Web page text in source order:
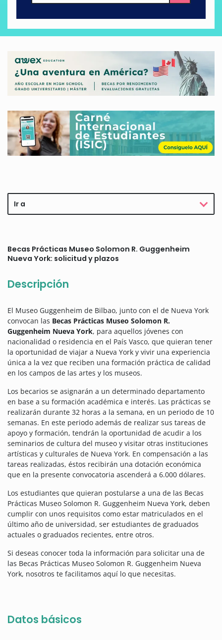
Ir a
Becas Prácticas Museo Solomon R. Guggenheim
Nueva York: solicitud y plazos
Descripción
El Museo Guggenheim de Bilbao, junto con el de Nueva York
convocan las Becas Prácticas Museo Solomon R.
Guggenheim Nueva York, para aquellos jóvenes con
nacionalidad o residencia en el País Vasco, que quieran tener
la oportunidad de viajar a Nueva York y vivir una experiencia
única a la vez que reciben una formación práctica de calidad
en los campos de las artes y los museos.
Los becarios se asignarán a un determinado departamento
en base a su formación académica e interés. Las prácticas se
realizarán durante 32 horas a la semana, en un periodo de 10
semanas. En este periodo además de realizar sus tareas de
apoyo y formación, tendrán la oportunidad de acudir a los
seminarios de cultura del museo y visitar otras instituciones
artísticas y culturales de Nueva York. En compensación a las
tareas realizadas, éstos recibirán una dotación económica
que en la presente convocatoria ascenderá a 6.000 dólares.
Los estudiantes que quieran postularse a una de las Becas
Prácticas Museo Solomon R. Guggenheim Nueva York, deben
cumplir con unos requisitos como estar matriculados en el
último año de universidad, ser estudiantes de graduados
actuales o graduados recientes, entre otros.
Si deseas conocer toda la información para solicitar una de
las Becas Prácticas Museo Solomon R. Guggenheim Nueva
York, nosotros te facilitamos aquí lo que necesitas.
Datos básicos